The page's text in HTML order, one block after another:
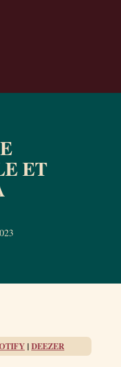
ET
|DEEZER